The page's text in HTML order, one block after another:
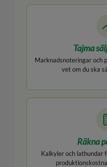
Tajma
Marknadsnoteringar och
vet om du ska
Räkna
Kalkyler och lathundar